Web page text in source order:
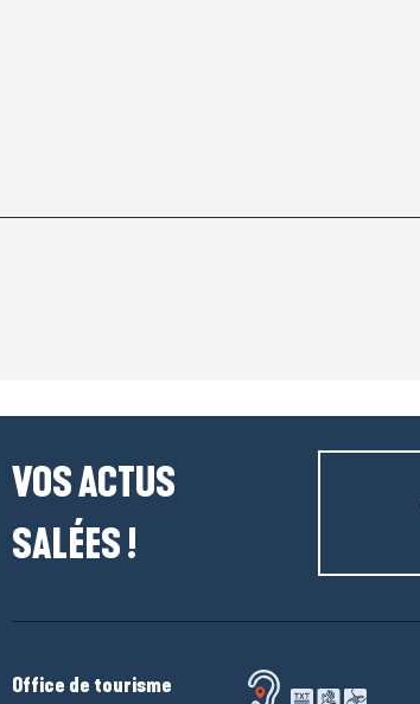
VOS ACTUS
SALÉES !
Office de tourisme